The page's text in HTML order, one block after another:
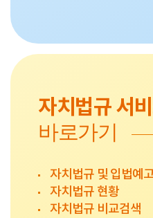
자치법규 서
바로가기
자치법규 및 입법예
자치법규 현황
자치법규 비교검색